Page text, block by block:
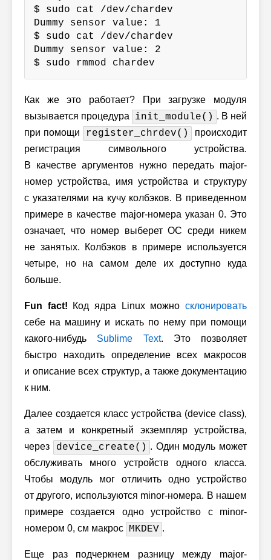
$ sudo cat /dev/chardev
Dummy sensor value: 1
$ sudo cat /dev/chardev
Dummy sensor value: 2
$ sudo rmmod chardev
Как же это работает? При загрузке модуля
вызывается процедура
init_module() . В ней
при помощи
register_chrdev()
происходит
регистрация символьного устройства.
В качестве аргументов нужно передать major-
номер устройства, имя устройства и структуру
с указателями на кучу колбэков. В приведенном
примере в качестве major-номера указан 0. Это
означает, что номер выберет ОС среди никем
не занятых. Колбэков в примере используется
четыре, но на самом деле их доступно куда
больше.
Fun fact! Код ядра Linux можносклонировать
себе на машину и искать по нему при помощи
какого-нибудь Sublime Text. Это позволяет
быстро находить определение всех макросов
и описание всех структур, а также документацию
к ним.
Далее создается класс устройства (device class),
а затем и конкретный экземпляр устройства,
через
device_create() . Один модуль может
обслуживать много устройств одного класса.
Чтобы модуль мог отличить одно устройство
от другого, используются minor-номера. В нашем
примере создается одно устройство с minor-
номером 0, см макрос MKDEV .
Еще раз подчеркнем разницу между major-